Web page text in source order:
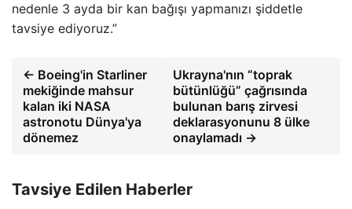
nedenle 3 ayda bir kan bağışı yapmanızı şiddetle
tavsiye ediyoruz.”
← Boeing'in Starliner
mekiğinde mahsur
kalan iki NASA
astronotu Dünya'ya
dönemez
Ukrayna'nın “toprak
bütünlüğü” çağrısında
bulunan barış zirvesi
deklarasyonunu 8 ülke
onaylamadı →
Tavsiye Edilen Haberler